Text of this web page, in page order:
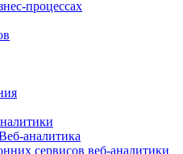
процессах
аналитика
сервисов веб-аналитики